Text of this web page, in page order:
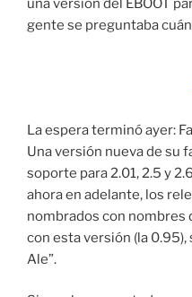
gente se preguntaba
La espera terminó ayer:
Una versión nueva de su
soporte para 2.01, 2.5 y
ahora en adelante, los
nombrados con nombres
con esta versión (la 0.95),
Ale”.